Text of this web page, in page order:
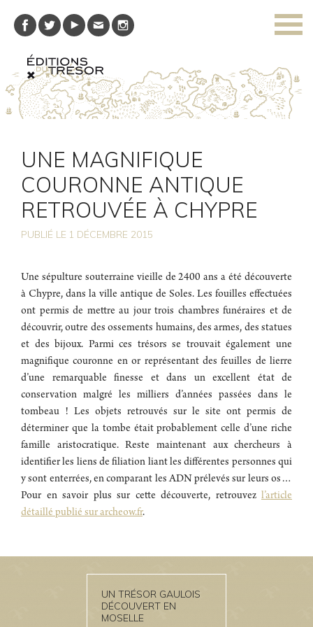
UNE MAGNIFIQUE
COURONNE ANTIQUE
RETROUVÉE À CHYPRE
PUBLIÉ LE 1 DÉCEMBRE 2015
Une sépulture souterraine vieille de 2400 ans a été découverte
à Chypre, dans la ville antique de Soles. Les fouilles effectuées
ont permis de mettre au jour trois chambres funéraires et de
découvrir, outre des ossements humains, des armes, des statues
et des bijoux. Parmi ces trésors se trouvait également une
magnifique couronne en or représentant des feuilles de lierre
d’une remarquable finesse et dans un excellent état de
conservation malgré les milliers d’années passées dans le
tombeau ! Les objets retrouvés sur le site ont permis de
déterminer que la tombe était probablement celle d’une riche
famille aristocratique. Reste maintenant aux chercheurs à
identifier les liens de filiation liant les différentes personnes qui
y sont enterrées, en comparant les ADN prélevés sur leurs os…
Pour en savoir plus sur cette découverte, retrouvez l’article
détaillé publié sur archeow.fr.
UN TRÉSOR GAULOIS
DÉCOUVERT EN
MOSELLE